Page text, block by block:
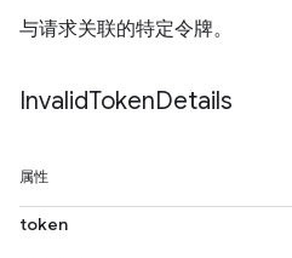
与请求关联的特定令牌。
InvalidTokenDetails
属性
token